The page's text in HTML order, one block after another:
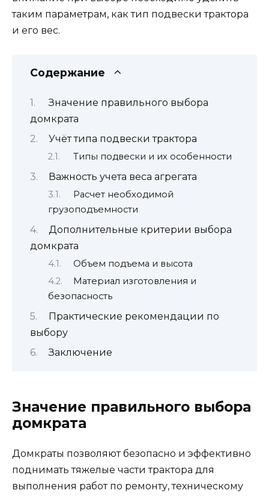
таким параметрам, как тип подвески трактора
и его вес.
Содержание
Значение правильного выбора
домкрата
Учёт типа подвески трактора
Типы подвески и их особенности
Важность учета веса агрегата
Расчет необходимой
грузоподъемности
Дополнительные критерии выбора
домкрата
Объем подъема и высота
Материал изготовления и
безопасность
Практические рекомендации по
выбору
Заключение
Значение правильного выбора
домкрата
Домкраты позволяют безопасно и эффективно
поднимать тяжелые части трактора для
выполнения работ по ремонту, техническому